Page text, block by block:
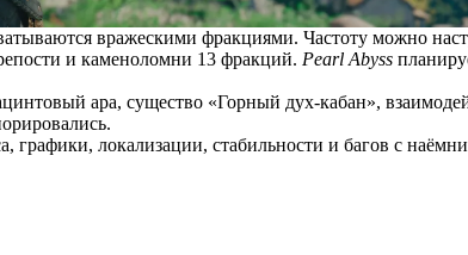
вражескими фракциями. Частоту можно
и каменоломни 13 фракций. Pearl Abyss
ара, существо «Горный дух-кабан»,
графики, локализации, стабильности и багов с